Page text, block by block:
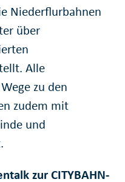
Niederflurbahnen
über
Alle
zu den
zudem mit
und
zur CITYBAHN-